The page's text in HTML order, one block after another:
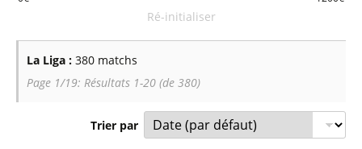
Ré-initialiser
La Liga : 380 matchs
Page 1/19: Résultats 1-20 (de 380)
Trier par